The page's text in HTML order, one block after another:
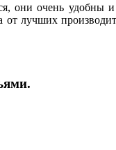
они очень удобны
от лучших